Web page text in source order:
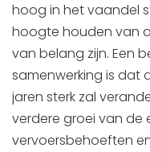
hoog in het vaandel
hoogte houden van
van belang zijn. Een
samenwerking is dat
jaren sterk zal
verdere groei van de
vervoersbehoeften